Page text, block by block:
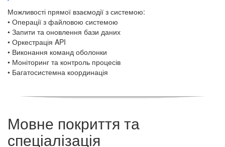
Можливості прямої взаємодії з системою:
• Операції з файловою системою
• Запити та оновлення бази даних
• Оркестрація API
• Виконання команд оболонки
• Моніторинг та контроль процесів
• Багатосистемна координація
Мовне покриття та
спеціалізація